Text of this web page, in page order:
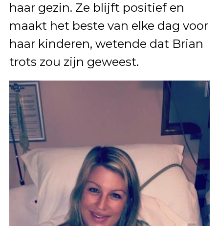
haar gezin. Ze blijft positief en
maakt het beste van elke dag voor
haar kinderen, wetende dat Brian
trots zou zijn geweest.